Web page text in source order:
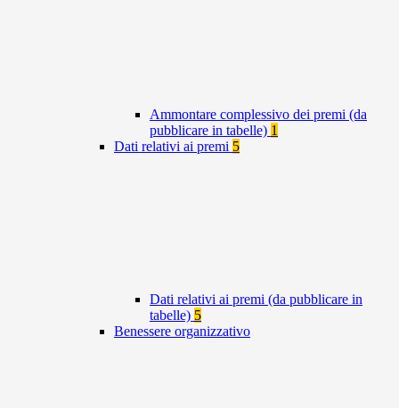
Ammontare complessivo dei premi (da
pubblicare in tabelle) 1
Dati relativi ai premi 5
Dati relativi ai premi (da pubblicare in
tabelle) 5
Benessere organizzativo